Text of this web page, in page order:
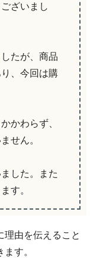
ざいまし
たが、商品
、今回は購
かわらず、
せん。
した。また
す。
理由を伝えること
す。